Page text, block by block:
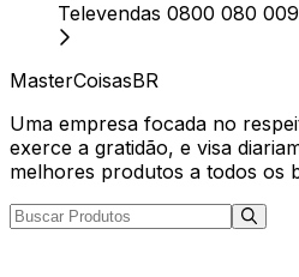
Televendas 0800 080
MasterCoisasBR
Uma empresa focada no
exerce a gratidão, e visa
melhores produtos a todos os